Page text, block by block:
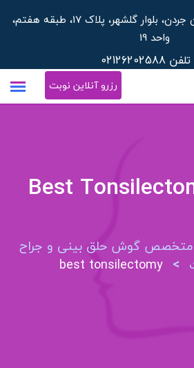
آدرس تهران، خیابان جردن، بلوار گلشهر، پلاک 17، طبقه هفتم،
واحد 19
تلفن 02126202588
رزرو آنلاین نوبت
Best
متخصص گوش حلق بینی و جراح
>
best tonsilectomy